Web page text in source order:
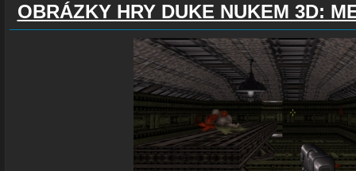
OBRÁZKY HRY DUKE NUKEM 3D: